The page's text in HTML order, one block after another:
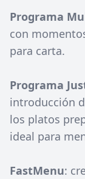
Programa
con
para carta.
Programa
introducción
los platos
ideal para
FastMenu: